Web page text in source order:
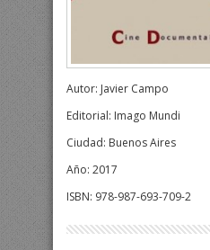
Autor: Javier Campo
Editorial: Imago Mundi
Ciudad: Buenos Aires
Año: 2017
ISBN: 978-987-693-709-2